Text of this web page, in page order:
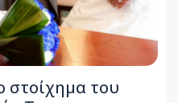
στοίχημα του